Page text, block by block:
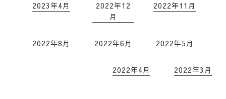
2023年4月
2022年12
月
2022年11月
2022年8月 2022年6月 2022年5月
2022年4月 2022年3月